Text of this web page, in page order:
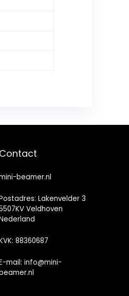
Contact
beamer.nl
Lakenvelder 3
Veldhoven
88360687
mail:info@mini-